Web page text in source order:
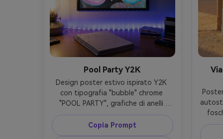
Pool Party Y2K
Design poster estivo ispirato Y2K
con tipografia "bubble" chrome
"POOL PARTY", grafiche di anelli
gonfiabili, stelle brillanti, palette blu
elettrico e rosa, elementi sticker in
layout dinamico, grana VHS e
Copia Prompt